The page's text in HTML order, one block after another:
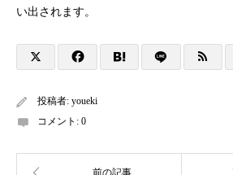
い出されます。
投稿者: youeki
コメント: 0